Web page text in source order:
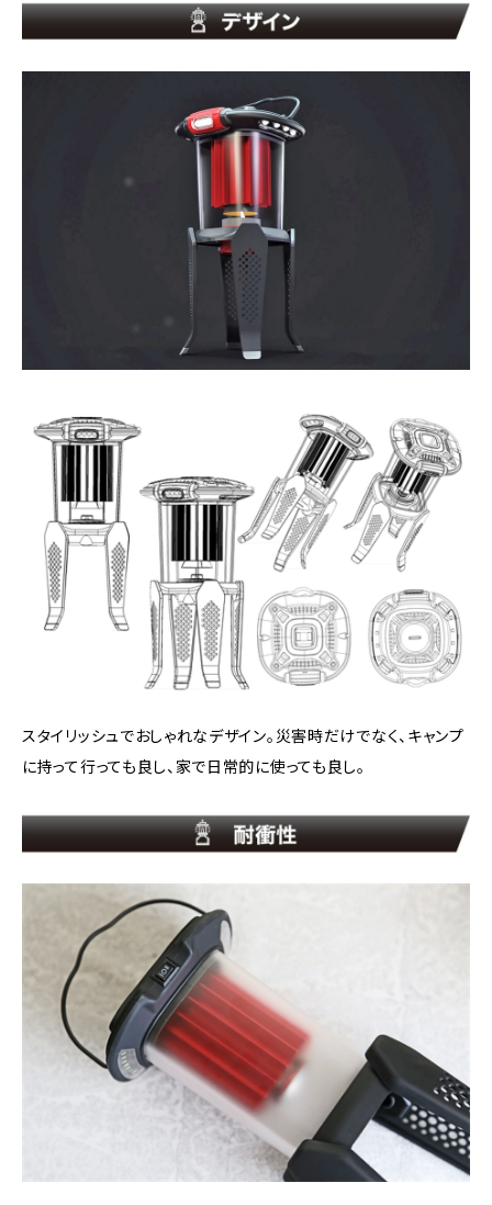
スタイリッシュでおしゃれなデザイン。災害時だけでなく、キャンプ
に持って行っても良し、家で日常的に使っても良し。